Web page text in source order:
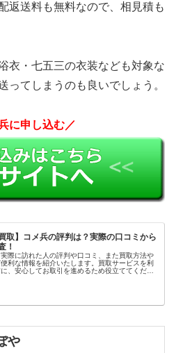
返送料も無料なので、相見積も
衣・七五三の衣装なども対象な
ってしまうのも良いでしょう。
に申し込む／
買取】コメ兵の評判は？実際の口コミから
！
際に訪れた人の評判や口コミ、また買取方法や
利な情報を紹介いたします。買取サービスを利
、安心してお取引を進めるため役立ててくださ
や